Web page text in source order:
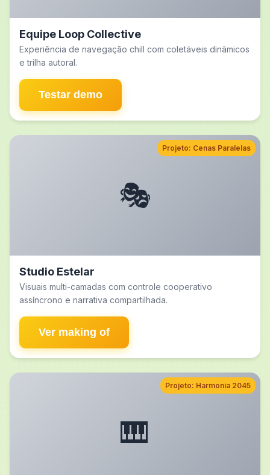
Equipe Loop Collective
Experiência de navegação chill com coletáveis dinâmicos
e trilha autoral.
Testar demo
🎭
Projeto: Cenas Paralelas
Studio Estelar
Visuais multi-camadas com controle cooperativo
assíncrono e narrativa compartilhada.
Ver making of
🎹
Projeto: Harmonia 2045